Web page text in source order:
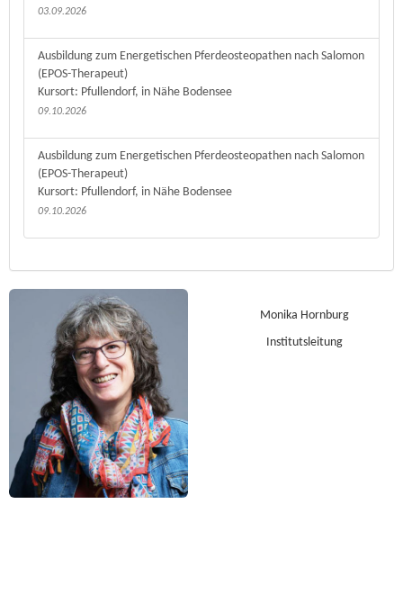
03.09.2026
Ausbildung zum Energetischen Pferdeosteopathen nach Salomon
(EPOS-Therapeut)
Kursort: Pfullendorf, in Nähe Bodensee
09.10.2026
Ausbildung zum Energetischen Pferdeosteopathen nach Salomon
(EPOS-Therapeut)
Kursort: Pfullendorf, in Nähe Bodensee
09.10.2026
Monika Hornburg
Institutsleitung